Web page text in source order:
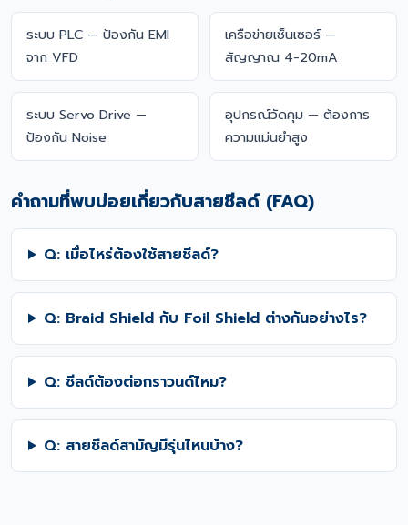
ระบบ PLC — ป้องกัน EMI
จาก VFD
เครือข่ายเซ็นเซอร์ —
สัญญาณ 4-20mA
ระบบ Servo Drive —
ป้องกัน Noise
อุปกรณ์วัดคุม — ต้องการ
ความแม่นยำสูง
คำถามที่พบบ่อยเกี่ยวกับสายชีลด์ (FAQ)
Q: เมื่อไหร่ต้องใช้สายชีลด์?
Q: Braid Shield กับ Foil Shield ต่างกันอย่างไร?
Q: ชีลด์ต้องต่อกราวนด์ไหม?
Q: สายชีลด์สามัญมีรุ่นไหนบ้าง?